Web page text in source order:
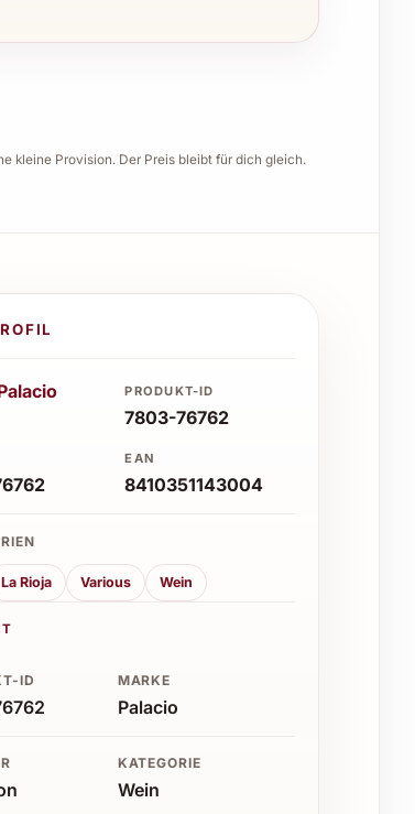
kleine Provision. Der Preis bleibt für dich gleich.
PRODUKT-ID
7803-76762
EAN
8410351143004
La Rioja Various Wein
ID MARKE
Palacio
KATEGORIE
Wein